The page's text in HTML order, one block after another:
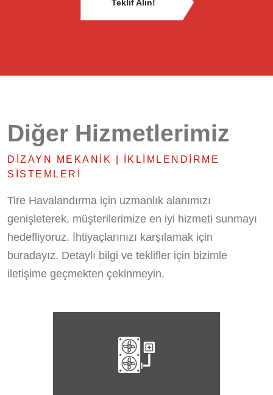
Teklif Alın!
Diğer Hizmetlerimiz
DIZAYN MEKANIK | İKLIMLENDIRME
SISTEMLERI
Tire Havalandırma için uzmanlık alanımızı
genişleterek, müşterilerimize en iyi hizmeti sunmayı
hedefliyoruz. İhtiyaçlarınızı karşılamak için
buradayız. Detaylı bilgi ve teklifler için bizimle
iletişime geçmekten çekinmeyin.